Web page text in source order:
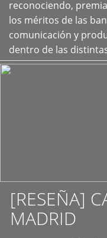
reconociendo,
los méritos de las
comunicación y
dentro de las
[RESEÑA]
MADRID